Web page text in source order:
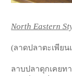
North Eastern
(ลาดปลาตะเพียน
ลาบปลาดุกเคยท